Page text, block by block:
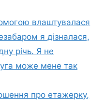
влаштувалася
я дізналася,
річь. Я не
може мене так
про етажерку,